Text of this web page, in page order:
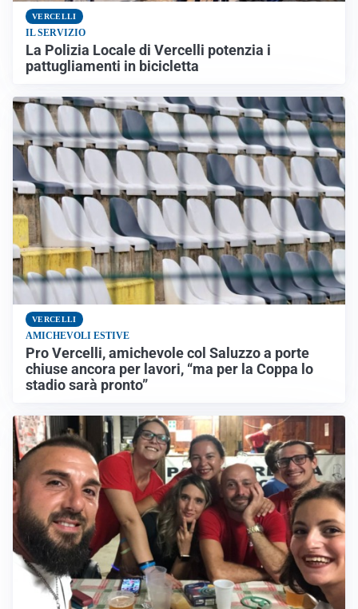
VERCELLI
IL SERVIZIO
La Polizia Locale di Vercelli potenzia i
pattugliamenti in bicicletta
VERCELLI
AMICHEVOLI ESTIVE
Pro Vercelli, amichevole col Saluzzo a porte
chiuse ancora per lavori, “ma per la Coppa lo
stadio sarà pronto”